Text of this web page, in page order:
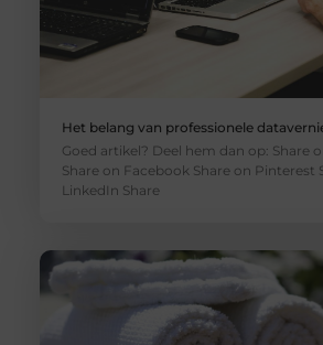
Het belang van professionele
Goed artikel? Deel hem dan op: Share
Share on Facebook Share on Pinterest
LinkedIn Share